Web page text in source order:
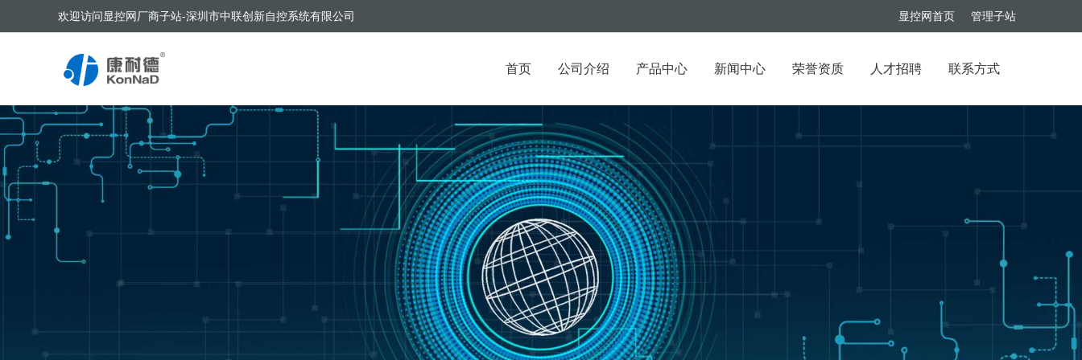
显控网首页 管理子站
欢迎访问显控网厂商子站-深圳市中联创新自控系统有限公司
首页 公司介绍 产品中心 新闻中心 荣誉资质 人才招聘 联系方式